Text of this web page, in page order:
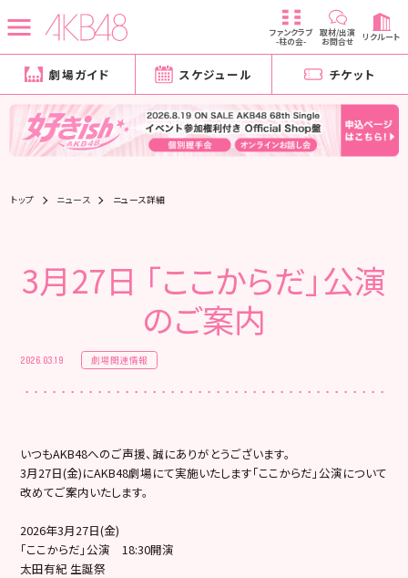
ファンクラブ
-柱の会-
取材/出演
お問合せ リクルート
劇場ガイド スケジュール チケット
トップ ニュース ニュース詳細
3月27日 「ここからだ」公演
のご案内
2026.03.19 劇場関連情報
いつもAKB48へのご声援、誠にありがとうございます。
3月27日(金)にAKB48劇場にて実施いたします「ここからだ」公演について
改めてご案内いたします。
2026年3月27日(金)
「ここからだ」公演 18:30開演
太田有紀 生誕祭